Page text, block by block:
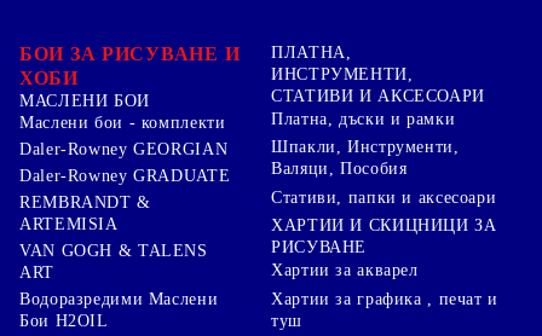
БОИ ЗА РИСУВАНЕ И
ХОБИ
МАСЛЕНИ БОИ
Маслени бои - комплекти
Daler-Rowney GEORGIAN
Daler-Rowney GRADUATE
REMBRANDT &
ARTEMISIA
VAN GOGH & TALENS
ART
Водоразредими Маслени
Бои H2OIL
ПЛАТНА,
ИНСТРУМЕНТИ,
СТАТИВИ И АКСЕСОАРИ
Платна, дъски и рамки
Шпакли, Инструменти,
Валяци, Пособия
Стативи, папки и аксесоари
ХАРТИИ И СКИЦНИЦИ ЗА
РИСУВАНЕ
Хартии за акварел
Хартии за графика , печат и
туш